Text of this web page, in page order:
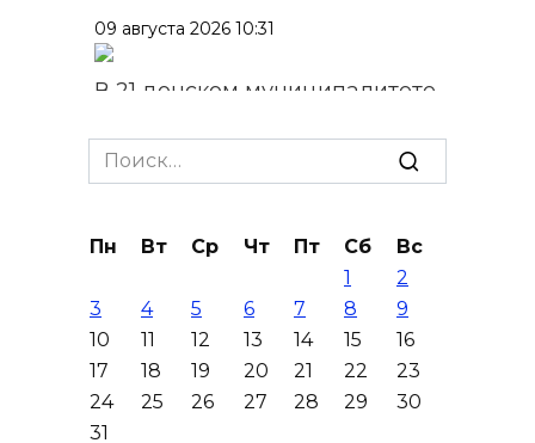
09 августа 2026 10:31
В 21 донском муниципалитете
жара
Ураган не обещают: сегодня в
09 августа 2026 07:01
Горел сухостой: в Ростовской
области сбили 30 БПЛА
Search
for:
Пн Вт Ср Чт Пт Сб
Вс
1
2
3
4 5 6 7 8
9
10
11 12 13 14 15
16
17
18 19 20 21 22
23
24
25 26 27 28 29
30
31